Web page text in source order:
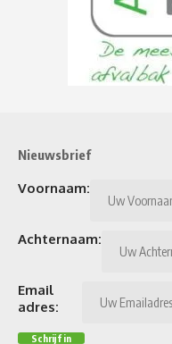
Nieuwsbrief
Voornaam:
Achternaam:
Email
adres: